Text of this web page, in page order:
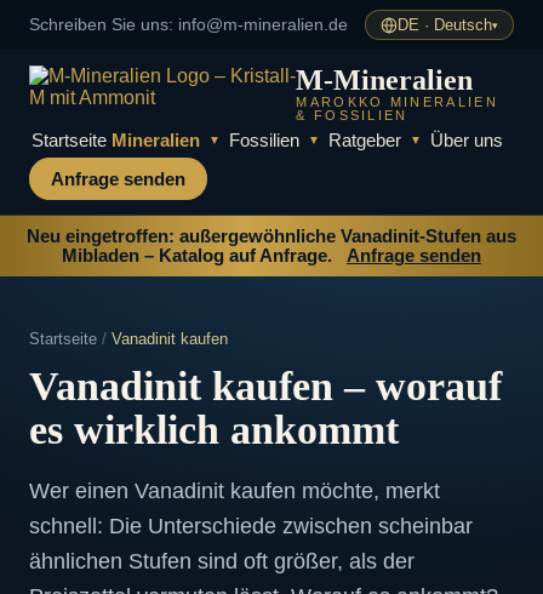
Schreiben Sie uns: info@m-mineralien.de DE · Deutsch▾
M-Mineralien
MAROKKO MINERALIEN
& FOSSILIEN
Startseite Mineralien ▼ Fossilien ▼ Ratgeber ▼
Über uns
Anfrage senden
Neu eingetroffen: außergewöhnliche Vanadinit-Stufen aus
Mibladen – Katalog auf Anfrage.
Anfrage senden
Startseite / Vanadinit kaufen
Vanadinit kaufen – worauf
es wirklich ankommt
Wer einen Vanadinit kaufen möchte, merkt
schnell: Die Unterschiede zwischen scheinbar
ähnlichen Stufen sind oft größer, als der